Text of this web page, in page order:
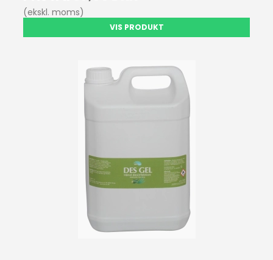
(ekskl. moms)
VIS PRODUKT